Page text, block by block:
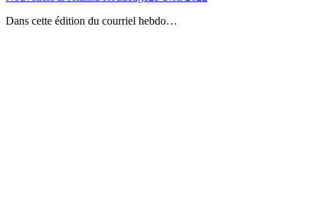
Dans cette édition du courriel hebdo…